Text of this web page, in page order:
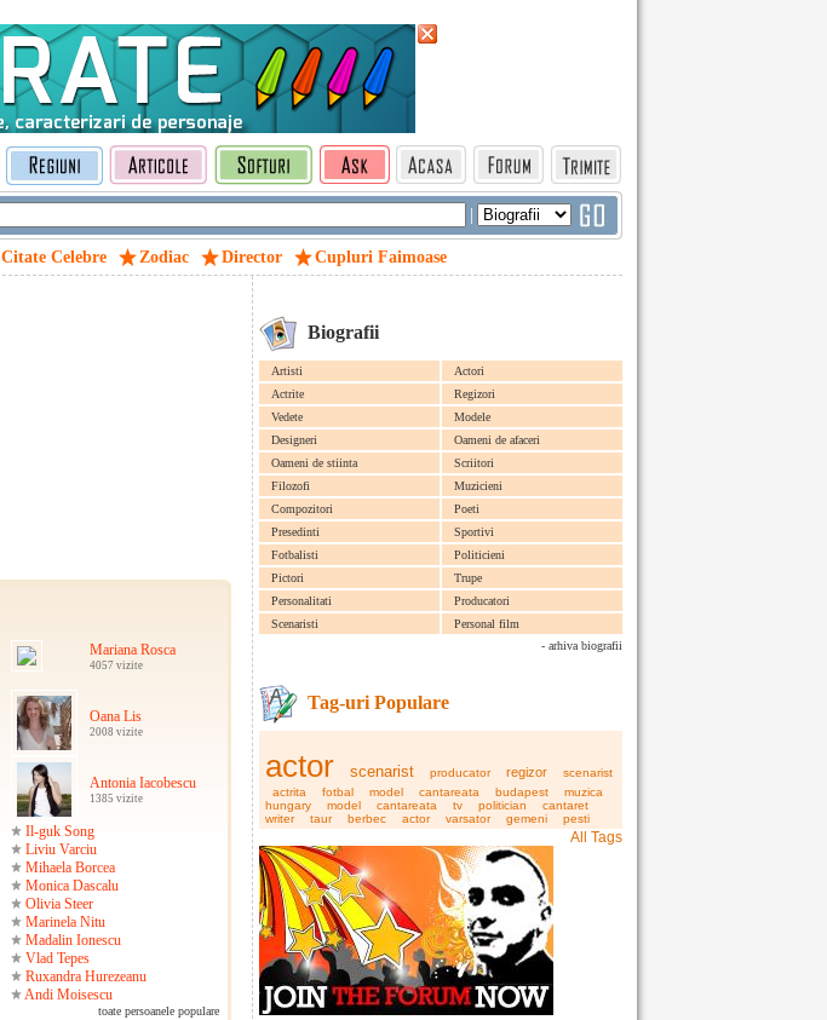
|
Citate Celebre Zodiac Director Cupluri Faimoase
Biografii
Artisti
Actori
Actrite
Regizori
Vedete
Modele
Designeri
Oameni de afaceri
Oameni de stiinta
Scriitori
Filozofi
Muzicieni
Compozitori
Poeti
Presedinti
Sportivi
Fotbalisti
Politicieni
Pictori
Trupe
Personalitati
Producatori
Scenaristi
Personal film
- arhiva biografii
Tag-uri Populare
actor scenarist producator regizor
scenarist
actrita
fotbal model cantareata budapest
muzica
hungary
model cantareata tv politician
cantaret
writer
taur berbec actor varsator gemeni pesti
All Tags
Mariana Rosca
4057 vizite
Oana Lis
2008 vizite
Antonia Iacobescu
1385 vizite
Il-guk Song
Liviu Varciu
Mihaela Borcea
Monica Dascalu
Olivia Steer
Marinela Nitu
Madalin Ionescu
Vlad Tepes
Ruxandra Hurezeanu
Andi Moisescu
toate persoanele populare